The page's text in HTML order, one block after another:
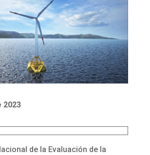
2023
de la Evaluación de la